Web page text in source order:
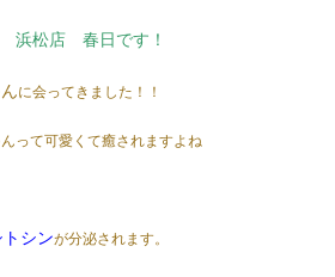
浜松店 春日です！
に会ってきました！！
って可愛くて癒されますよね
トシンが分泌されます。